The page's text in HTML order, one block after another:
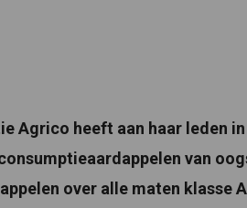
Agrico heeft aan haar leden
van
over alle maten klasse